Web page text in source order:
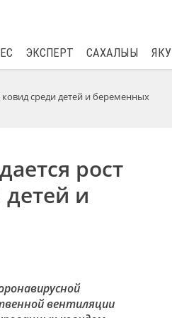
ЭКСПЕРТ САХАЛЫЫ
среди детей и беременных
рост
и
вентиляции